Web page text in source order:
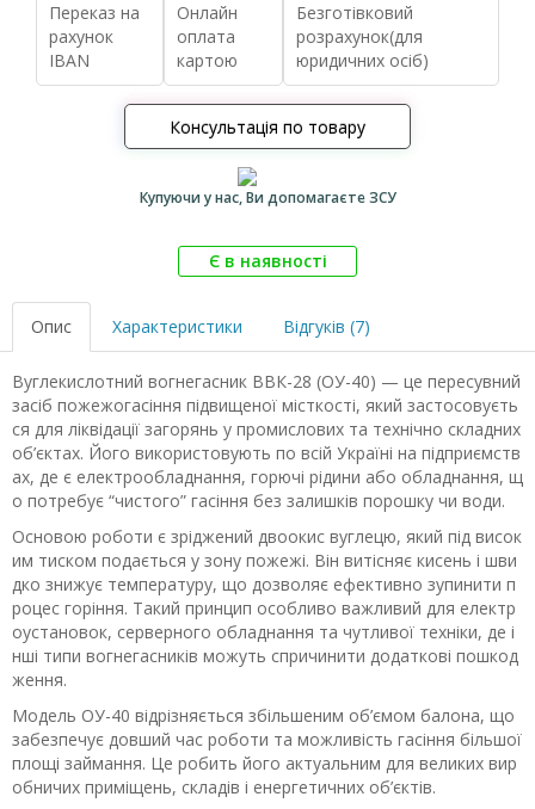
Переказ на
рахунок
IBAN
Онлайн
оплата
картою
Безготівковий
розрахунок(для
юридичних осіб)
Консультація по товару
Купуючи у нас, Ви допомагаєте ЗСУ
Є в наявності
Опис Характеристики Відгуків (7)
Вуглекислотний вогнегасник ВВК-28 (ОУ-40) — це пересувний
засіб пожежогасіння підвищеної місткості, який застосовуєть
ся для ліквідації загорянь у промислових та технічно складних
об’єктах. Його використовують по всій Україні на підприємств
ах, де є електрообладнання, горючі рідини або обладнання, щ
о потребує “чистого” гасіння без залишків порошку чи води.
Основою роботи є зріджений двоокис вуглецю, який під висок
им тиском подається у зону пожежі. Він витісняє кисень і шви
дко знижує температуру, що дозволяє ефективно зупинити п
роцес горіння. Такий принцип особливо важливий для електр
оустановок, серверного обладнання та чутливої техніки, де і
нші типи вогнегасників можуть спричинити додаткові пошкод
ження.
Модель ОУ-40 відрізняється збільшеним об’ємом балона, що
забезпечує довший час роботи та можливість гасіння більшої
площі займання. Це робить його актуальним для великих вир
обничих приміщень, складів і енергетичних об’єктів.